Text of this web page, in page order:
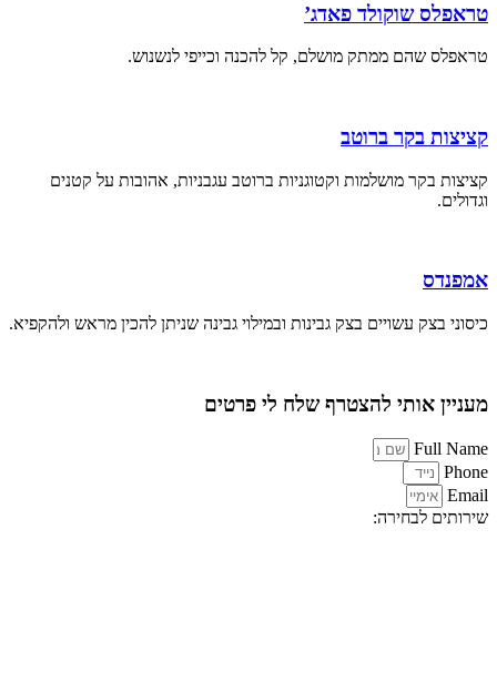
טראפלס שוקולד פאדג’
טראפלס שהם ממתק מושלם, קל להכנה וכייפי לנשנוש.
קציצות בקר ברוטב
קציצות בקר מושלמות וקטוגניות ברוטב עגבניות, אהובות על קטנים
וגדולים.
אמפנדס
כיסוני בצק עשויים בצק גבינות ובמילוי גבינה שניתן להכין מראש ולהקפיא.
מעניין אותי להצטרף שלח לי פרטים
Full Name
Phone
Email
שירותים לבחירה: